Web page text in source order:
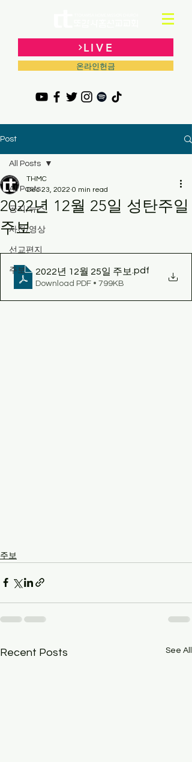
LIVE
온라인헌금
Post
All Posts
공지/뉴스
사진/영상
선교편지
주보
All Posts
2022년 12월 25일 성탄주일
주보
THMC
Dec 23, 2022 0 min read
2022년 12월 25일 주보 .pdf
Download PDF • 799KB
주보
Recent Posts See All